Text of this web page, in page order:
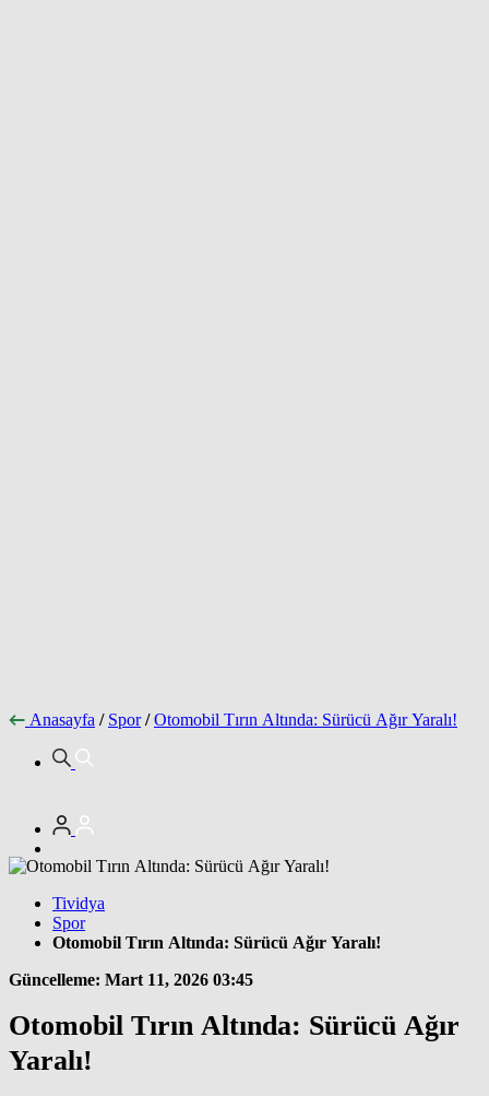
Anasayfa / Spor / Otomobil Tırın Altında: Sürücü Ağır Yaralı!
Tividya
Spor
Otomobil Tırın Altında: Sürücü Ağır Yaralı!
Güncelleme: Mart 11, 2026 03:45
Otomobil Tırın Altında: Sürücü Ağır
Yaralı!